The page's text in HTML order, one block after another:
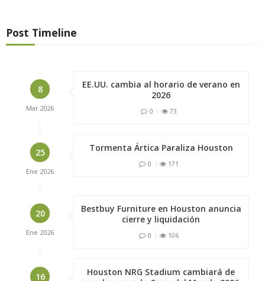
Post Timeline
8
Mar 2026
EE.UU. cambia al horario de verano en
2026
0 73
25
Ene 2026
Tormenta Ártica Paraliza Houston
0 171
20
Ene 2026
Bestbuy Furniture en Houston anuncia
cierre y liquidación
0 106
16
Houston NRG Stadium cambiará de